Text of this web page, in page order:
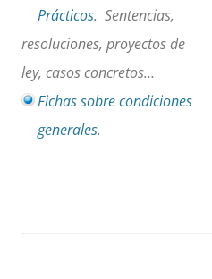
Prácticos. Sentencias,
resoluciones, proyectos de
ley, casos concretos…
Fichas sobre condiciones
generales.